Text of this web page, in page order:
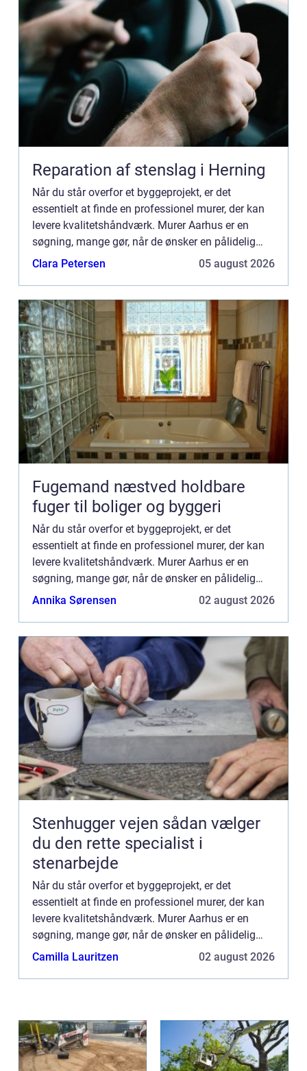
Reparation af stenslag i Herning
Når du står overfor et byggeprojekt, er det
essentielt at finde en professionel murer, der kan
levere kvalitetshåndværk. Murer Aarhus er en
søgning, mange gør, når de ønsker en pålidelig
fagman...
Clara Petersen 05 august 2026
Fugemand næstved holdbare
fuger til boliger og byggeri
Når du står overfor et byggeprojekt, er det
essentielt at finde en professionel murer, der kan
levere kvalitetshåndværk. Murer Aarhus er en
søgning, mange gør, når de ønsker en pålidelig
fagman...
Annika Sørensen 02 august 2026
Stenhugger vejen sådan vælger
du den rette specialist i
stenarbejde
Når du står overfor et byggeprojekt, er det
essentielt at finde en professionel murer, der kan
levere kvalitetshåndværk. Murer Aarhus er en
søgning, mange gør, når de ønsker en pålidelig
fagman...
Camilla Lauritzen 02 august 2026